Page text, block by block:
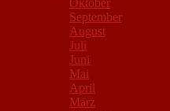
Oktober
September
August
Juli
Juni
Mai
April
März